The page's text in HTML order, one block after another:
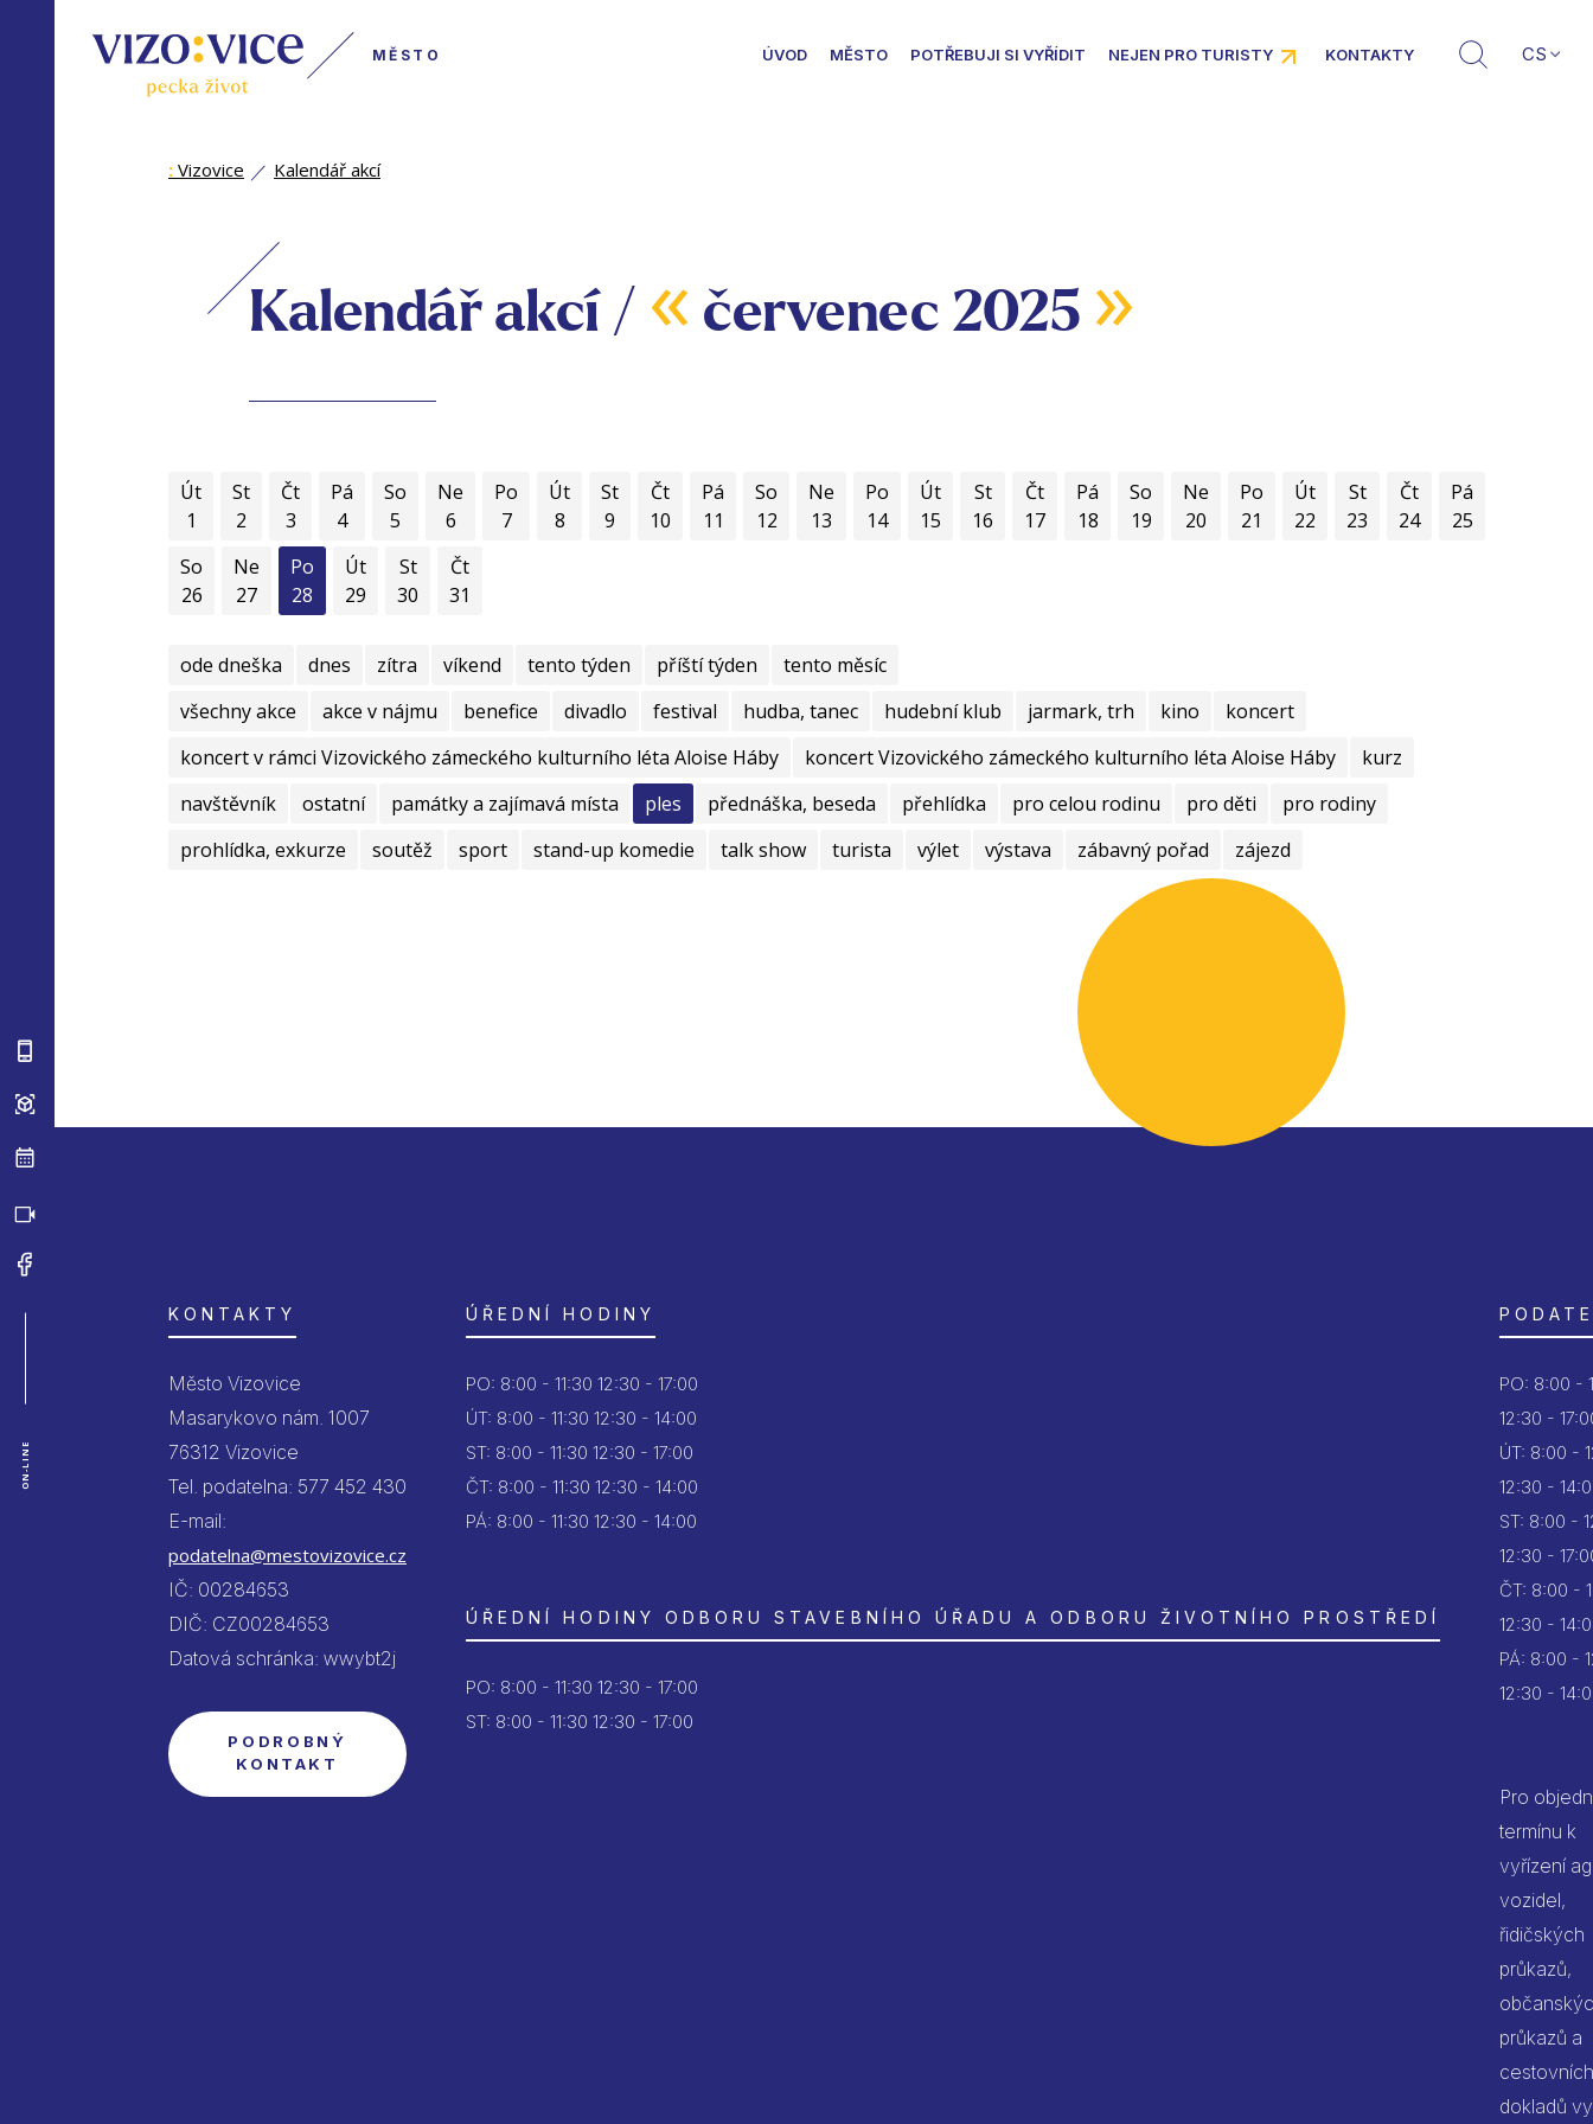
MĚSTO ÚVOD MĚSTO POTŘEBUJI SI VYŘÍDIT NEJEN PRO TURISTY KONTAKTY CS
ON-LINE
: Vizovice Kalendář akcí
Kalendář akcí / « červenec 2025 »
Út
1
St
2
Čt
3
Pá
4
So
5
Ne
6
Po
7
Út
8
St
9
Čt
10
Pá
11
So
12
Ne
13
Po
14
Út
15
St
16
Čt
17
Pá
18
So
19
Ne
20
Po
21
Út
22
St
23
Čt
24
Pá
25
So
26
Ne
27
Po
28
Út
29
St
30
Čt
31
ode dneška dnes zítra víkend tento týden příští týden
tento měsíc
všechny akce
akce v nájmu benefice divadlo festival hudba, tanec hudební klub jarmark, trh kino
koncert
koncert v rámci Vizovického zámeckého kulturního léta Aloise Háby
koncert Vizovického zámeckého kulturního léta Aloise Háby
kurz
navštěvník
ostatní památky a zajímavá místa ples přednáška, beseda přehlídka pro celou rodinu pro děti
pro rodiny
prohlídka, exkurze
soutěž sport stand-up komedie talk show turista výlet výstava zábavný pořad zájezd
KONTAKTY
Město Vizovice
Masarykovo nám. 1007
76312 Vizovice
Tel. podatelna: 577 452 430
E-mail:
podatelna@mestovizovice.cz
IČ: 00284653
DIČ: CZ00284653
Datová schránka: wwybt2j
PODROBNÝ
KONTAKT
ÚŘEDNÍ HODINY
PO: 8:00 - 11:30 12:30 - 17:00
ÚT: 8:00 - 11:30 12:30 - 14:00
ST: 8:00 - 11:30 12:30 - 17:00
ČT: 8:00 - 11:30 12:30 - 14:00
PÁ: 8:00 - 11:30 12:30 - 14:00
ÚŘEDNÍ HODINY ODBORU STAVEBNÍHO ÚŘADU A ODBORU ŽIVOTNÍHO PROSTŘEDÍ
PO: 8:00 - 11:30 12:30 - 17:00
ST: 8:00 - 11:30 12:30 - 17:00
PO: 8:00 -
12:30 -
ÚT: 8:00 -
12:30 -
ST: 8:00 -
12:30 -
ČT: 8:00 -
12:30 -
PÁ: 8:00 -
12:30 -
Pro
termínu k
vyřízení
vozidel,
řidičských
průkazů,
průkazů a
cestovních
dokladů